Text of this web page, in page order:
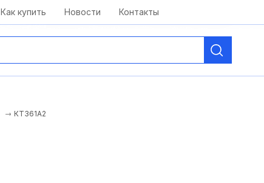
kai@antelcom.ru c 08:00 до 20:00
Как купить Новости Контакты
КТ361А2